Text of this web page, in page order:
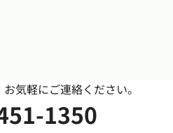
気軽にご連絡ください。
1350